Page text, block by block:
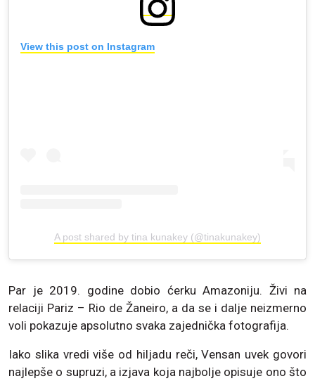
View this post on Instagram
A post shared by tina kunakey (@tinakunakey)
Par je 2019. godine dobio ćerku Amazoniju. Živi na
relaciji Pariz – Rio de Žaneiro, a da se i dalje neizmerno
voli pokazuje apsolutno svaka zajednička fotografija.
Iako slika vredi više od hiljadu reči, Vensan uvek govori
najlepše o supruzi, a izjava koja najbolje opisuje ono što